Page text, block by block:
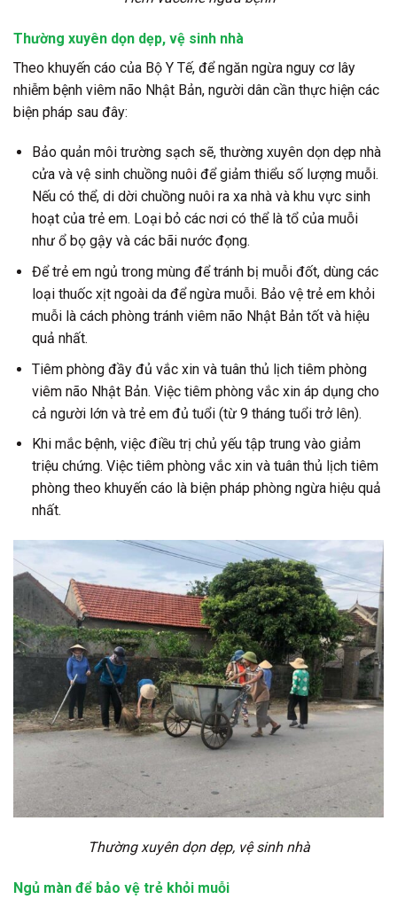
Thường xuyên dọn dẹp, vệ sinh nhà
Theo khuyến cáo của Bộ Y Tế, để ngăn ngừa nguy cơ lây
nhiễm bệnh viêm não Nhật Bản, người dân cần thực hiện các
biện pháp sau đây:
Bảo quản môi trường sạch sẽ, thường xuyên dọn dẹp nhà
cửa và vệ sinh chuồng nuôi để giảm thiểu số lượng muỗi.
Nếu có thể, di dời chuồng nuôi ra xa nhà và khu vực sinh
hoạt của trẻ em. Loại bỏ các nơi có thể là tổ của muỗi
như ổ bọ gậy và các bãi nước đọng.
Để trẻ em ngủ trong mùng để tránh bị muỗi đốt, dùng các
loại thuốc xịt ngoài da để ngừa muỗi. Bảo vệ trẻ em khỏi
muỗi là cách phòng tránh viêm não Nhật Bản tốt và hiệu
quả nhất.
Tiêm phòng đầy đủ vắc xin và tuân thủ lịch tiêm phòng
viêm não Nhật Bản. Việc tiêm phòng vắc xin áp dụng cho
cả người lớn và trẻ em đủ tuổi (từ 9 tháng tuổi trở lên).
Khi mắc bệnh, việc điều trị chủ yếu tập trung vào giảm
triệu chứng. Việc tiêm phòng vắc xin và tuân thủ lịch tiêm
phòng theo khuyến cáo là biện pháp phòng ngừa hiệu quả
nhất.
Thường xuyên dọn dẹp, vệ sinh nhà
Ngủ màn để bảo vệ trẻ khỏi muỗi